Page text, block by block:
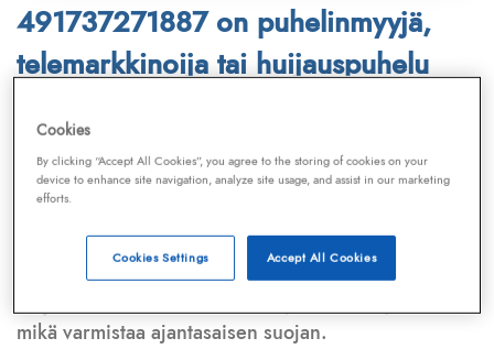
491737271887 on puhelinmyyjä,
telemarkkinoija tai huijauspuhelu
Puhelinnumero
Telemarkkinointiliiton jaKilpi-sovelluksen
tietokannasta, joka kattaa satoja tuhansia
Lisäksi tunnistamme automaattisesti, jos kyseessä on
puhelinhuijarin numero, sähköpostiosoitetai
huijausviesti. Tietokantaamme päivitetään jatkuvasti,
mikä varmistaa ajantasaisen suojan.
Cookies
By clicking “Accept All Cookies”, you agree to the storing of cookies on your
device to enhance site navigation, analyze site usage, and assist in our marketing
efforts.
Accept All Cookies
Cookies Settings